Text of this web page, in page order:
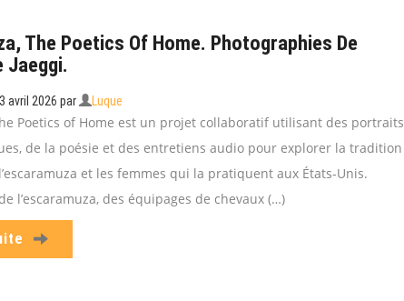
The Poetics Of Home. Photographies De
Jaeggi.
avril 2026 par Luque
Poetics of Home est un projet collaboratif utilisant des portraits
de la poésie et des entretiens audio pour explorer la tradition
et les femmes qui la pratiquent aux États-Unis.
l’escaramuza, des équipages de chevaux (…)